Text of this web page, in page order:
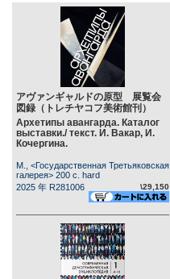
アヴァンギャルドの原型 展覧会
図録（トレチヤコフ美術館刊）
Архетипы авангарда. Каталог
выставки./ текст. И. Вакар, И.
Кочергина.
М., <Государственная Третьяковская
галерея> 200 c. hard
2025 年 R281006
\29,150